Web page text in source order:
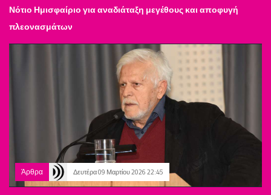
Νότιο Ημισφαίριο για αναδιάταξη μεγέθους και αποφυγή
πλεονασμάτων
Άρθρα Δευτέρα 09 Μαρτίου 2026 22:45